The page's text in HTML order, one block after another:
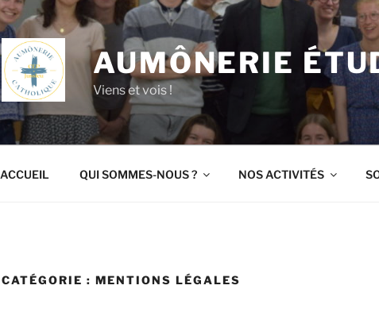
AUMÔNERIE
Viens et vois !
ACCUEIL QUI SOMMES-NOUS ? NOS ACTIVITÉS
CATÉGORIE : MENTIONS LÉGALES